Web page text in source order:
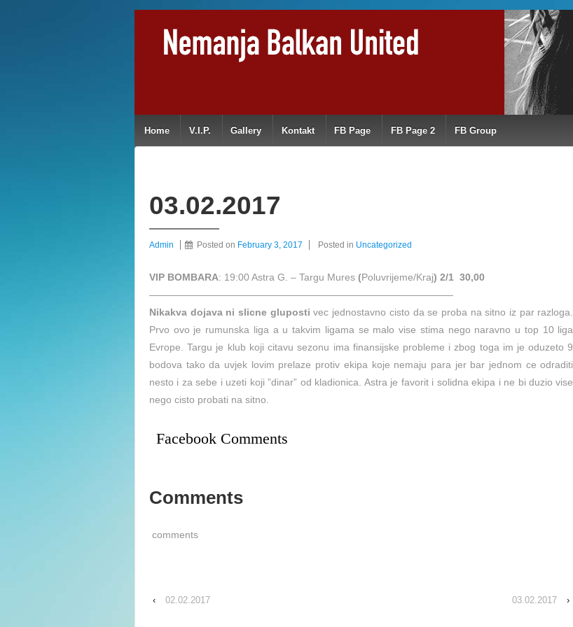
Home V.I.P. Gallery Kontakt FB Page FB Page 2 FB Group
03.02.2017
Admin Posted on February 3, 2017 Posted in Uncategorized
VIP BOMBARA: 19:00 Astra G. – Targu Mures (Poluvrijeme/Kraj) 2/1 30,00
———————————————————————————————
Nikakva dojava ni slicne gluposti vec jednostavno cisto da se proba na sitno iz par razloga.
Prvo ovo je rumunska liga a u takvim ligama se malo vise stima nego naravno u top 10 liga
Evrope. Targu je klub koji citavu sezonu ima finansijske probleme i zbog toga im je oduzeto 9
bodova tako da uvjek lovim prelaze protiv ekipa koje nemaju para jer bar jednom ce odraditi
nesto i za sebe i uzeti koji ”dinar” od kladionica. Astra je favorit i solidna ekipa i ne bi duzio vise
nego cisto probati na sitno.
Facebook Comments
Comments
comments
‹ 02.02.2017 03.02.2017 ›